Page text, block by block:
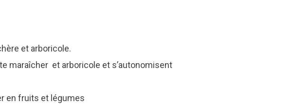
et arboricole.
maraîcher et arboricole et s’autonomisent
en fruits et légumes